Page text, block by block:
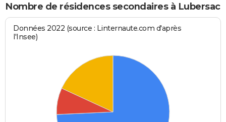
Nombre de résidences secondaires à Lubersac
Données 2022 (source : Linternaute.com d'après
l'Insee)